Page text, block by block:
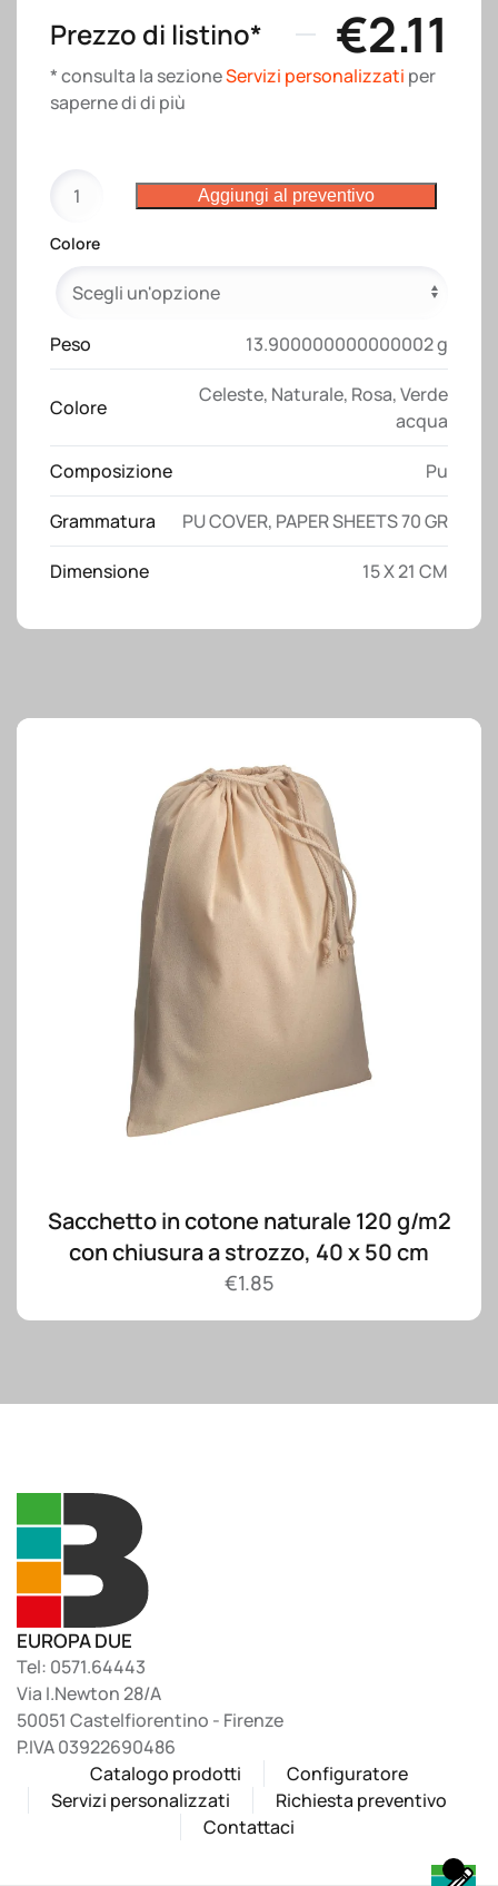
Prezzo di listino* €2.11
* consulta la sezioneServizi personalizzati per
saperne di di più
con
copertina
colori
pastello
ed
elastico
di
chiusura
quantità
Aggiungi al preventivo
Colore
Peso 13.900000000000002 g
Colore
Celeste, Naturale, Rosa,Verde
acqua
Composizione Pu
Grammatura PU COVER, PAPER SHEETS 70 GR
Dimensione 15 X 21 CM
Sacchetto in cotone naturale 120 g/m2
con chiusura a strozzo, 40 x 50 cm
€1.85
EUROPA DUE
Tel: 0571.64443
Via I.Newton 28/A
50051 Castelfiorentino - Firenze
P.IVA 03922690486
Catalogo prodotti
Configuratore
Servizi personalizzati
Richiesta preventivo
Contattaci